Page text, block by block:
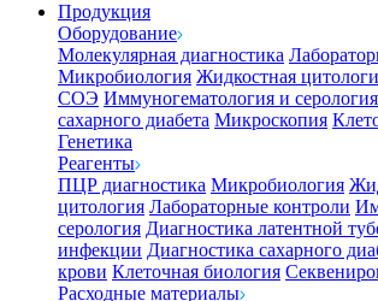
Продукция
Оборудование
Молекулярная диагностика
Микробиология Жидкостная
СОЭ Иммуногематология и серология
сахарного диабета Микроскопия
Генетика
Реагенты
ПЦР диагностика Микробиология
цитология Лабораторные контроли
серология Диагностика латентной
инфекции Диагностика сахарного
крови Клеточная биология
Расходные материалы